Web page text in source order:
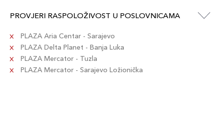
PROVJERI RASPOLOŽIVOST U POSLOVNICAMA
PLAZA Aria Centar - Sarajevo
PLAZA Delta Planet - Banja Luka
PLAZA Mercator - Tuzla
PLAZA Mercator - Sarajevo Ložionička